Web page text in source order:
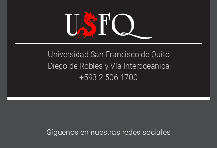
Universidad San Francisco de Quito
Diego de Robles y Vía Interoceánica
+593 2 506 1700
Síguenos en nuestras redes sociales